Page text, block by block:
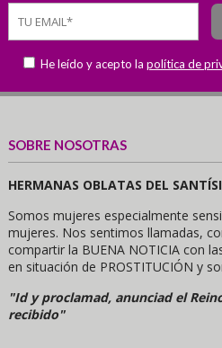
He leído y acepto la política de
SOBRE NOSOTRAS
HERMANAS OBLATAS DEL
Somos mujeres especialmente
mujeres. Nos sentimos llamadas,
compartir la BUENA NOTICIA con
en situación de PROSTITUCIÓN y
"Id y proclamad, anunciad el
recibido"